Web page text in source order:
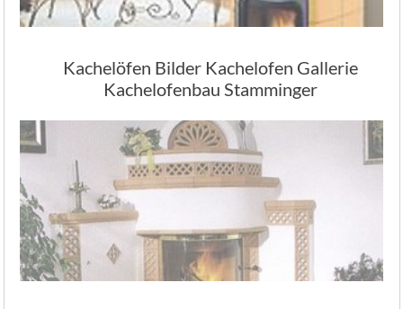
Kachelöfen Bilder Kachelofen Gallerie
Kachelofenbau Stamminger